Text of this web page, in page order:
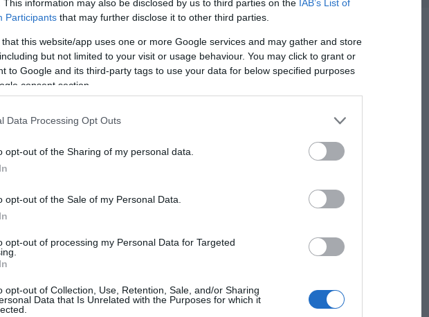
This information may also be disclosed by us to third parties on the IAB’s List of
Participants that may further disclose it to other third parties.
that this website/app uses one or more Google services and may gather and store
but not limited to your visit or usage behaviour. You may click to grant or
to Google and its third-party tags to use your data for below specified purposes
consent section.
Data Processing Opt Outs
opt-out of the Sharing of my personal data.
opt-out of the Sale of my Personal Data.
opt-out of processing my Personal Data for Targeted
opt-out of Collection, Use, Retention, Sale, and/or Sharing
Data that Is Unrelated with the Purposes for which it
με κόσμο η Φαράκλα (pics&vid)
μετά τη μεγάλη καταστροφή του 2021
στην Εύβοια: Το
τελευταίο «αντίο»
στον 36χρονο
επιχειρηματία
Νέο επίδομα 600
σπουδαστές: Οι
δικαιούχοι
Αυτός ο δήμος της
ανεμογεννήτριες
07.08.2026 | 18:40
Τραγική κατάληξη
είχε η θαλάσσια
εκδρομή για